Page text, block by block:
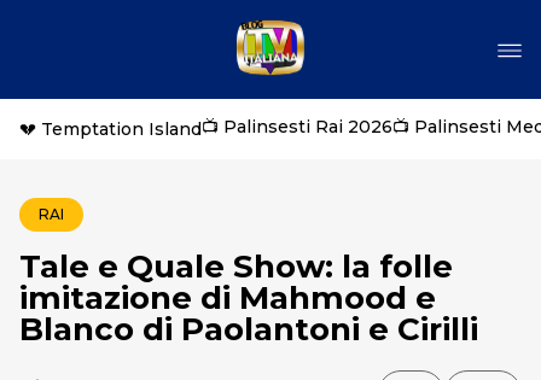
💔 Temptation Island📺 Palinsesti Rai 2026📺 Palinsesti
RAI
Tale e Quale Show: la folle
imitazione di Mahmood e
Blanco di Paolantoni e Cirilli